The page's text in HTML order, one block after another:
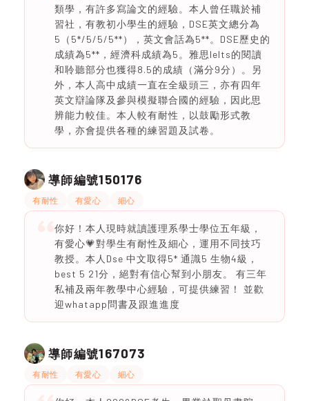
類學，有許多寫論文的經驗。本人曾任職於補
習社，有教初小學生的經驗，DSE英文總分為
5（5*/5/5/5**），英文會話為5**。DSE歷史的
成績為5**，經濟科成績為5。雅思Ielts的閱讀
和聆聽部分也獲得8.5的成績（滿分9分）。另
外，本人高中成績一直在全級頭三，亦有四年
英文辯論隊及參與模擬聯合國的經驗，因此思
辨能力較佳。本人較有耐性，以鼓勵形式教
學，亦會提供各種的練習題及試卷。
導師編號150176
有耐性 有愛心 細心
你好！本人現時就讀護理系學士學位五年級，
有愛心💗對學生有耐性及細心，運用不同技巧
教授。本人Dse 中文取得5* 通識5 生物4級，
best 5 21分，絕對有信心幫到小朋友。 有三年
私補及兩年教學中心經驗，可提供練習！ 並歡
迎whatapp問書及跟進進度
導師編號167073
有耐性 有愛心 細心